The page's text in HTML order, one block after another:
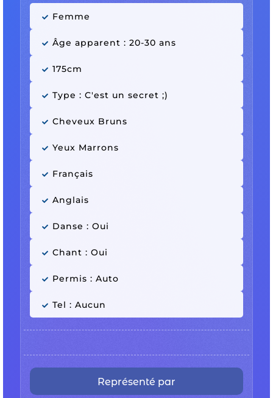
Femme
Âge apparent : 20-30 ans
175cm
Type : C'est un secret ;)
Cheveux Bruns
Yeux Marrons
Français
Anglais
Danse : Oui
Chant : Oui
Permis : Auto
Tel : Aucun
Représenté par